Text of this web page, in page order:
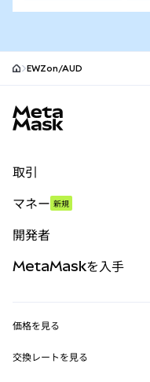
EWZon/AUD
取引
パーペチュアル
RWA
マネー 新規
開発者
MetaMask Connect
MetaMaskを入手
価格を見る
イーサリアムの価格
交換レートを見る